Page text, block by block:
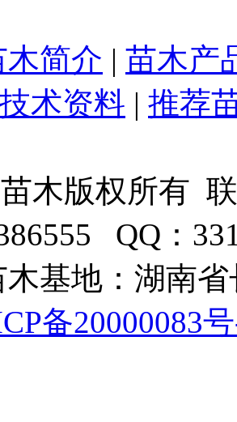
简介 | 苗木产
技术资料 | 推荐
木版权所有
QQ：
木基地：湖南
备20000083